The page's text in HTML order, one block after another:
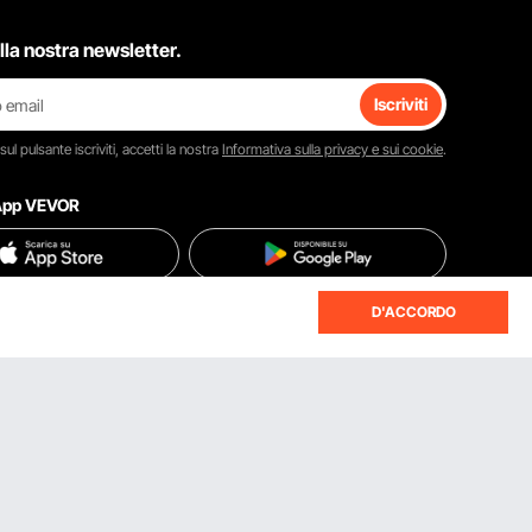
nostra newsletter.
Iscriviti
pulsanteiscriviti, accetti la nostra Informativa sulla privacy e sui cookie.
VEVOR
D'ACCORDO